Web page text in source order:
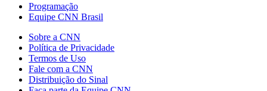
Programação
Equipe CNN Brasil
Sobre a CNN
Política de Privacidade
Termos de Uso
Fale com a CNN
Distribuição do Sinal